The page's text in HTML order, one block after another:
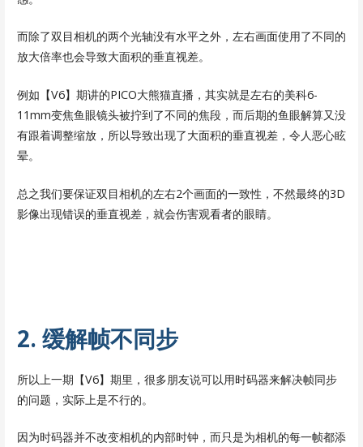
而除了双目相机的两个光轴没有水平之外，左右画面使用了不同的
放大倍率也会导致大面积的垂直视差。
例如【V6】期讲的PICO大熊猫直播，其实就是左右的美科6-
11mm变焦鱼眼镜头被拧到了不同的焦段，而后期的鱼眼解算又没
有跟着调整缩放，所以导致出现了大面积的垂直视差，令人恶心眩
晕。
总之我们要保证双目相机的左右2个画面的一致性，不然最终的3D
影像出现错误的垂直视差，就会伤害观看者的眼睛。
2. 缓解帧不同步
所以上一期【V6】期里，很多朋友说可以用时码器来解决帧同步
的问题，实际上是不行的。
因为时码器并不改变相机的内部时钟，而只是为相机的每一帧都添